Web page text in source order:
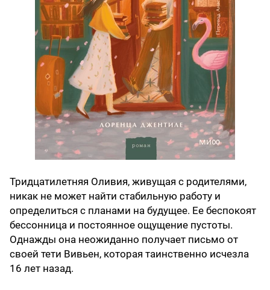
Тридцатилетняя Оливия, живущая с родителями,
никак не может найти стабильную работу и
определиться с планами на будущее. Ее беспокоят
бессонница и постоянное ощущение пустоты.
Однажды она неожиданно получает письмо от
своей тети Вивьен, которая таинственно исчезла
16 лет назад.